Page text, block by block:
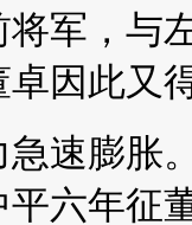
军，与
因此又
速膨胀
六年征